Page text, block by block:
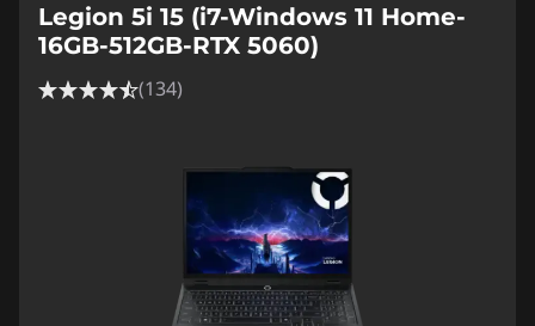
Legion 5i 15 (i7-Windows 11 Home-
16GB-512GB-RTX 5060)
(134)